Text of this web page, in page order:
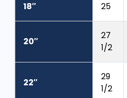
18″ 25
20″
27
1/2
22″
29
1/2